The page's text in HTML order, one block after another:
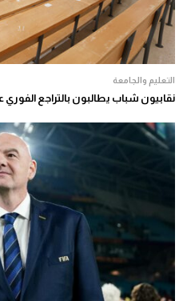
التعليم والجامعة
نقابيون شباب يطالبون بالتراجع